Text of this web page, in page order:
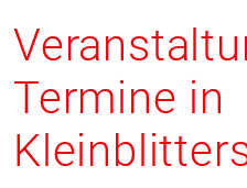
Termine in